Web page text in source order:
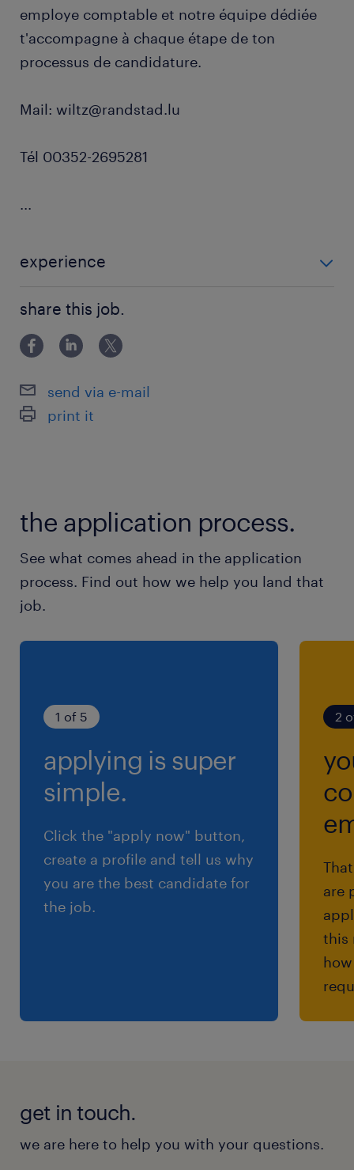
employe comptable et notre équipe dédiée
t'accompagne à chaque étape de ton
processus de candidature.
Mail: wiltz@randstad.lu
Tél 00352-2695281
...
experience
share this job.
send via e-mail
print it
the application process.
See what comes ahead in the application
process. Find out how we help you land that
job.
1 of 5
applying is super
simple.
Click the "apply now" button,
create a profile and tell us why
you are the best candidate for
the job.
2
are
this
get in touch.
we are here to help you with your questions.